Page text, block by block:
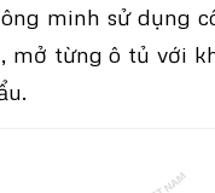
minh sử dụng
mở từng ô tủ với